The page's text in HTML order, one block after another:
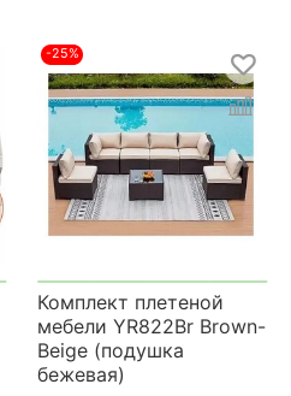
-25%
Комплект плетеной
мебели YR822Br Brown-
Beige (подушка
бежевая)